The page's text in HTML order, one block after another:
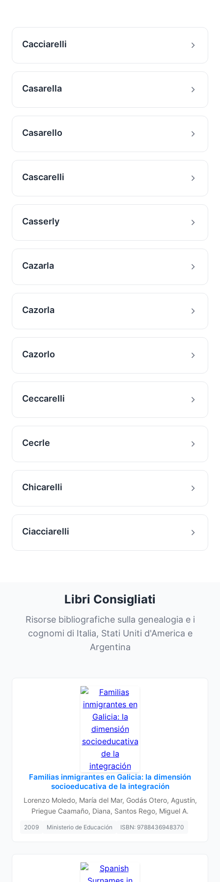
Cacciarelli
Casarella
Casarello
Cascarelli
Casserly
Cazarla
Cazorla
Cazorlo
Ceccarelli
Cecrle
Chicarelli
Ciacciarelli
Libri Consigliati
Risorse bibliografiche sulla genealogia e i
cognomi di Italia, Stati Uniti d'America e
Argentina
Familias inmigrantes en Galicia: la dimensión
socioeducativa de la integración
Lorenzo Moledo, María del Mar, Godás Otero, Agustín,
Priegue Caamaño, Diana, Santos Rego, Miguel A.
2009 Ministerio de Educación ISBN: 9788436948370